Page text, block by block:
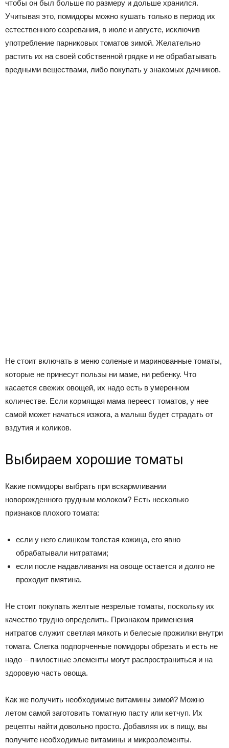
чтобы он был больше по размеру и дольше хранился.
Учитывая это, помидоры можно кушать только в период их
естественного созревания, в июле и августе, исключив
употребление парниковых томатов зимой. Желательно
растить их на своей собственной грядке и не обрабатывать
вредными веществами, либо покупать у знакомых дачников.
Не стоит включать в меню соленые и маринованные томаты,
которые не принесут пользы ни маме, ни ребенку. Что
касается свежих овощей, их надо есть в умеренном
количестве. Если кормящая мама переест томатов, у нее
самой может начаться изжога, а малыш будет страдать от
вздутия и коликов.
Выбираем хорошие томаты
Какие помидоры выбрать при вскармливании
новорожденного грудным молоком? Есть несколько
признаков плохого томата:
если у него слишком толстая кожица, его явно
обрабатывали нитратами;
если после надавливания на овоще остается и долго не
проходит вмятина.
Не стоит покупать желтые незрелые томаты, поскольку их
качество трудно определить. Признаком применения
нитратов служит светлая мякоть и белесые прожилки внутри
томата. Слегка подпорченные помидоры обрезать и есть не
надо – гнилостные элементы могут распространиться и на
здоровую часть овоща.
Как же получить необходимые витамины зимой? Можно
летом самой заготовить томатную пасту или кетчуп. Их
рецепты найти довольно просто. Добавляя их в пищу, вы
получите необходимые витамины и микроэлементы.